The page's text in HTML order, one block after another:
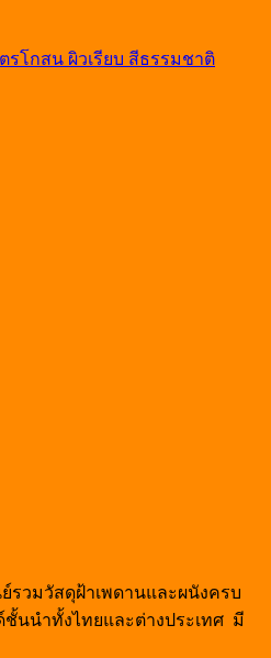
รโกสน ผิวเรียบ สีธรรมชาติ
รวมวัสดุฝ้าเพดานและผนังครบ
นนำทั้งไทยและต่างประเทศ มี